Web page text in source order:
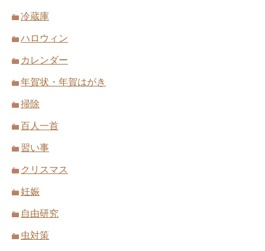
冷蔵庫
ハロウィン
カレンダー
年賀状・年賀はがき
掃除
百人一首
習い事
クリスマス
妊娠
自由研究
虫対策